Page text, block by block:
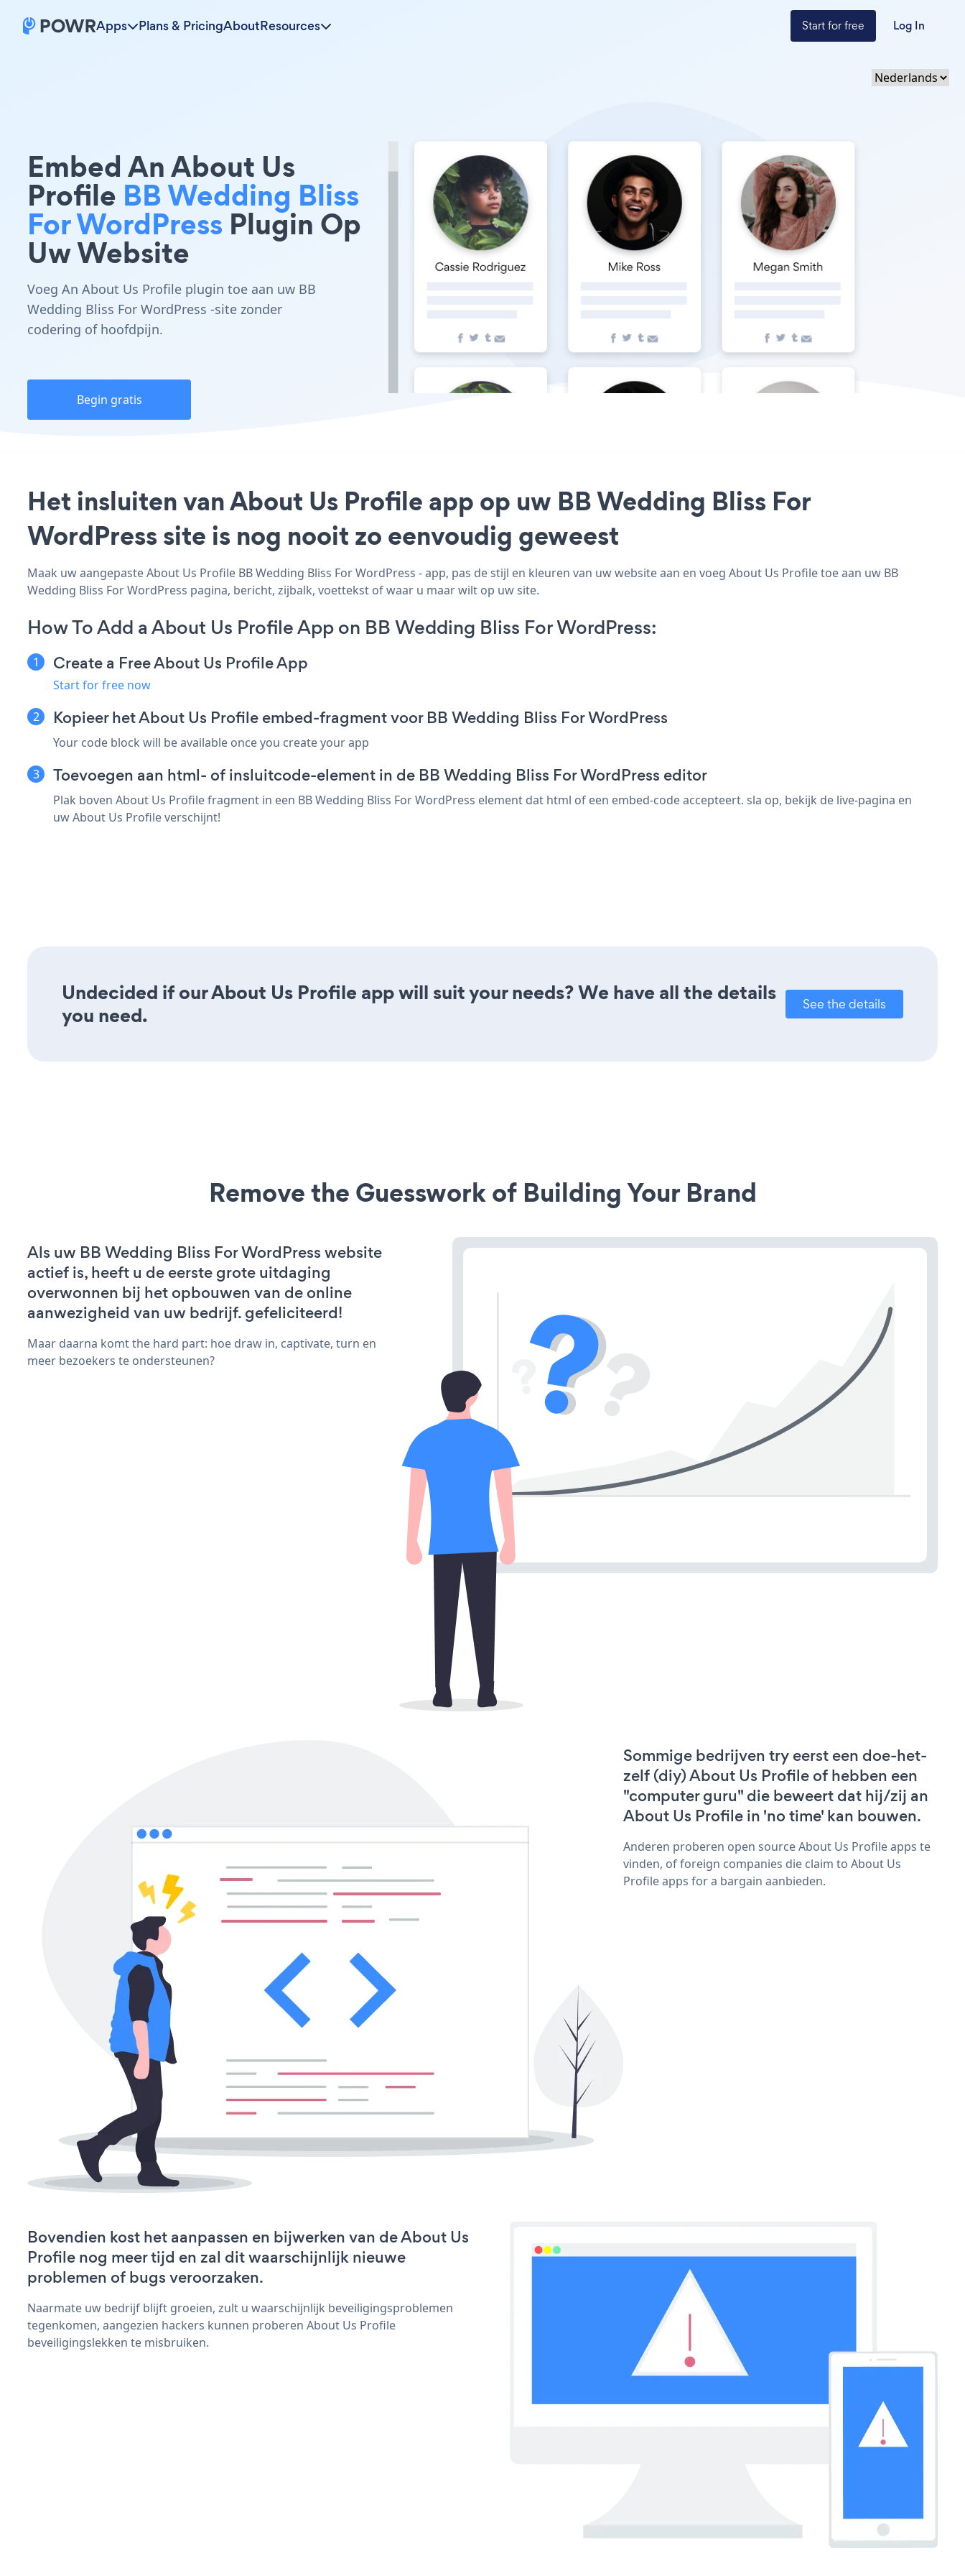
Apps Plans & PricingAboutResources Start for free Log In
Embed An About Us
Profile BB Wedding Bliss
For WordPress Plugin Op
Uw Website
Voeg An About Us Profile plugin toe aan uw BB
Wedding Bliss For WordPress -site zonder
codering of hoofdpijn.
Begin gratis
Het insluiten van About Us Profile app op uw BB Wedding Bliss For
WordPress site is nog nooit zo eenvoudig geweest
Maak uw aangepaste About Us Profile BB Wedding Bliss For WordPress - app, pas de stijl en kleuren van uw website aan en voeg About Us Profile toe aan uw BB
Wedding Bliss For WordPress pagina, bericht, zijbalk, voettekst of waar u maar wilt op uw site.
How To Add a About Us Profile App on BB Wedding Bliss For WordPress:
Create a Free About Us Profile App
Start for free now
Kopieer het About Us Profile embed-fragment voor BB Wedding Bliss For WordPress
Your code block will be available once you create your app
Toevoegen aan html- of insluitcode-element in de BB Wedding Bliss For WordPress editor
Plak boven About Us Profile fragment in een BB Wedding Bliss For WordPress element dat html of een embed-code accepteert. sla op, bekijk de live-pagina en
uw About Us Profile verschijnt!
Undecided if our About Us Profile app will suit your needs? We have all the details
you need.
See the details
Remove the Guesswork of Building Your Brand
Als uw BB Wedding Bliss For WordPress website
actief is, heeft u de eerste grote uitdaging
overwonnen bij het opbouwen van de online
aanwezigheid van uw bedrijf. gefeliciteerd!
Maar daarna komt the hard part: hoe draw in, captivate, turn en
meer bezoekers te ondersteunen?
Sommige bedrijven try eerst een doe-het-
zelf (diy) About Us Profile of hebben een
"computer guru" die beweert dat hij/zij an
About Us Profile in 'no time' kan bouwen.
Anderen proberen open source About Us Profile apps te
vinden, of foreign companies die claim to About Us
Profile apps for a bargain aanbieden.
Bovendien kost het aanpassen en bijwerken van de About Us
Profile nog meer tijd en zal dit waarschijnlijk nieuwe
problemen of bugs veroorzaken.
Naarmate uw bedrijf blijft groeien, zult u waarschijnlijk beveiligingsproblemen
tegenkomen, aangezien hackers kunnen proberen About Us Profile
beveiligingslekken te misbruiken.